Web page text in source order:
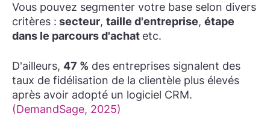
Vous pouvez segmenter votre base selon divers
critères : secteur, taille d'entreprise, étape
dans le parcours d'achat etc.
D'ailleurs, 47 % des entreprises signalent des
taux de fidélisation de la clientèle plus élevés
après avoir adopté un logiciel CRM.
(DemandSage, 2025)